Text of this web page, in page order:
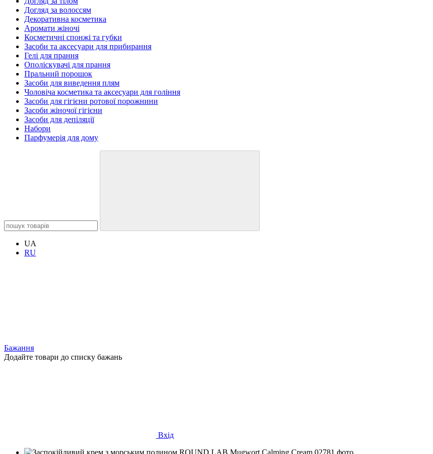
Догляд за волоссям
Декоративна косметика
Аромати жіночі
Косметичні спонжі та губки
Засоби та аксесуари для прибирання
Гелі для прання
Ополіскувачі для прання
Пральний порошок
Засоби для виведення плям
Чоловіча косметика та аксесуари для гоління
Засоби для гігієни ротової порожнини
Засоби жіночої гігієни
Засоби для депіляції
Набори
Парфумерія для дому
UA
RU
Бажання
Додайте товари до списку бажань
Вхід